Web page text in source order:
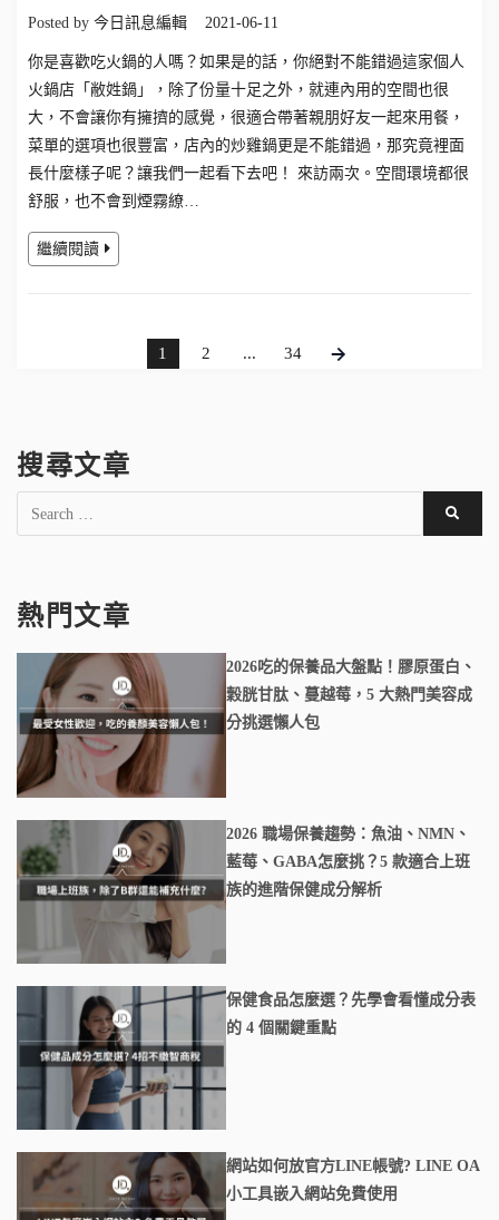
Posted by 今日訊息編輯 2021-06-11
你是喜歡吃火鍋的人嗎？如果是的話，你絕對不能錯過這家個人
火鍋店「敝姓鍋」，除了份量十足之外，就連內用的空間也很
大，不會讓你有擁擠的感覺，很適合帶著親朋好友一起來用餐，
菜單的選項也很豐富，店內的炒雞鍋更是不能錯過，那究竟裡面
長什麼樣子呢？讓我們一起看下去吧！ 來訪兩次。空間環境都很
舒服，也不會到煙霧繚…
繼續閱讀
1 2 ... 34
搜尋文章
熱門文章
2026吃的保養品大盤點！膠原蛋白、
穀胱甘肽、蔓越莓，5 大熱門美容成
分挑選懶人包
2026 職場保養趨勢：魚油、NMN、
藍莓、GABA怎麼挑？5 款適合上班
族的進階保健成分解析
保健食品怎麼選？先學會看懂成分表
的 4 個關鍵重點
網站如何放官方LINE帳號? LINE OA
小工具嵌入網站免費使用